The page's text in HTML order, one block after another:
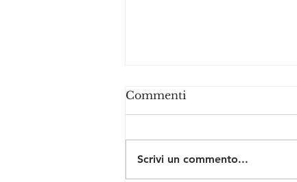
Commenti
Scrivi un commento...